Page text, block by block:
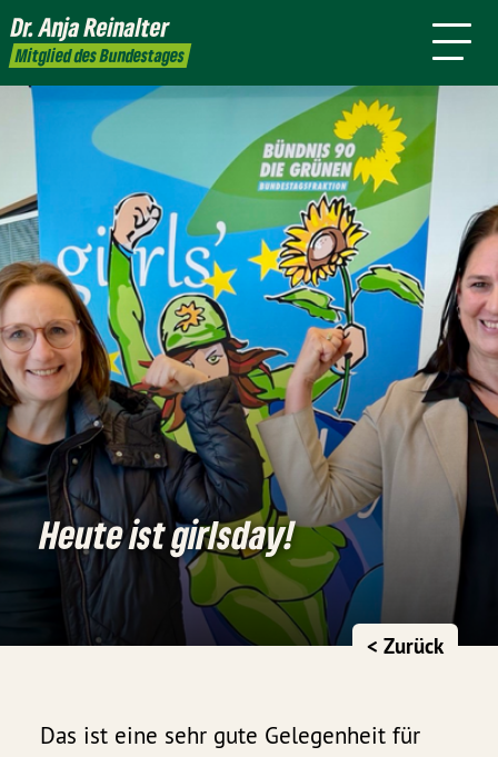
Dr. AnjaReinalter
Mitglied des Bundestages
Heute ist girlsday!
< Zurück
Das ist eine sehr gute Gelegenheit für